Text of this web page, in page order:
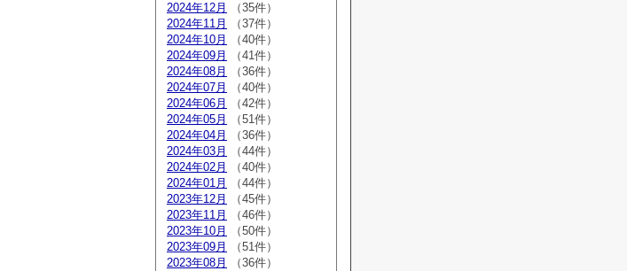
2024年12月
（35件）
2024年11月
（37件）
2024年10月
（40件）
2024年09月
（41件）
2024年08月
（36件）
2024年07月
（40件）
2024年06月
（42件）
2024年05月
（51件）
2024年04月
（36件）
2024年03月
（44件）
2024年02月
（40件）
2024年01月
（44件）
2023年12月
（45件）
2023年11月
（46件）
2023年10月
（50件）
2023年09月
（51件）
2023年08月
（36件）